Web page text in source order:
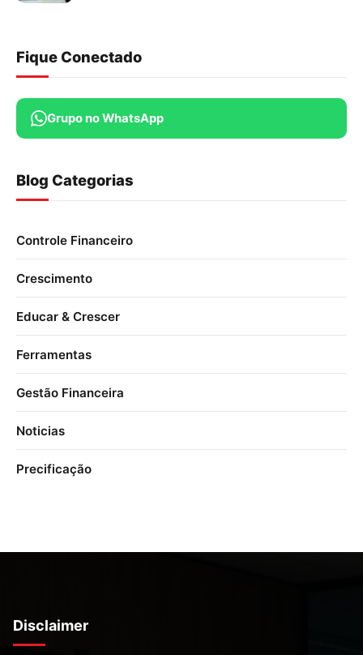
Fique Conectado
Grupo no WhatsApp
Blog Categorias
Controle Financeiro
Crescimento
Educar & Crescer
Ferramentas
Gestão Financeira
Noticias
Precificação
Disclaimer